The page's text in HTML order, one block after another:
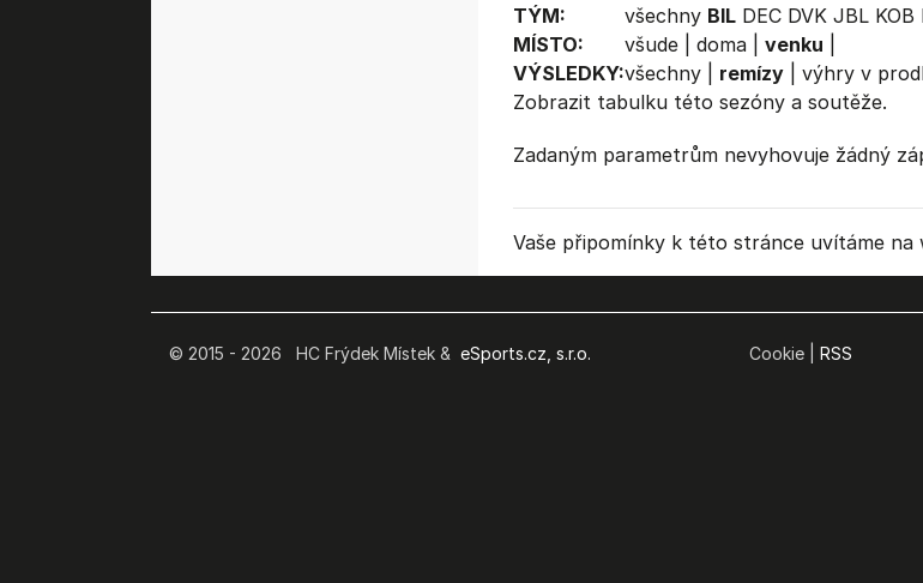
TÝM:
všechny BIL DEC DVK JBL KOB
MÍSTO:
všude| doma| venku
VÝSLEDKY:všechny| remízy| výhry v
Zobrazit tabulkutéto sezóny a soutěže.
Zadaným parametrům nevyhovuje žádný
Vaše připomínky k této stránce uvítáme na
© 2015 - 2026 HC Frýdek Místek &eSports.cz, s.r.o. Cookie | RSS